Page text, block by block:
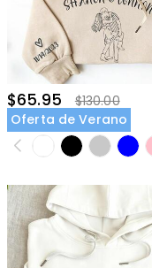
$65.95
$130.00
Oferta de Verano